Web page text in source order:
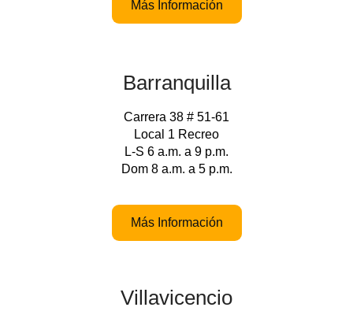
Más Información
Barranquilla
Carrera 38 # 51-61
Local 1 Recreo
L-S 6 a.m. a 9 p.m.
Dom 8 a.m. a 5 p.m.
Más Información
Villavicencio